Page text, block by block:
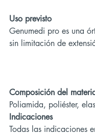
Uso previsto
Genumedi pro es una
sin limitación de
Composición del
Poliamida, poliéster,
Indicaciones
Todas las indicaciones